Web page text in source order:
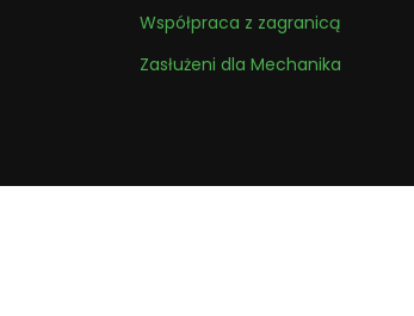
Współpraca z zagranicą
Zasłużeni dla Mechanika